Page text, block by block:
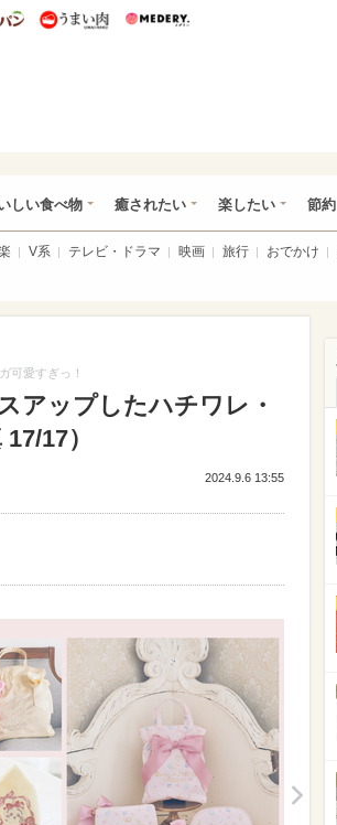
し うまいパン うまい肉
しい食べ物 癒されたい 楽したい 節約
V系 テレビ・ドラマ 映画 旅行 おでかけ
可愛すぎっ！
アップしたハチワレ・
17）
2024.9.6 13:55